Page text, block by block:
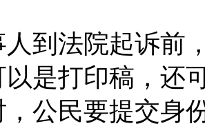
法院起诉前，
是打印稿，还
，公民要提交身